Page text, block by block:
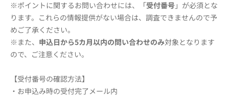
※ポイントに関するお問い合わせには、「受付番号」が必須とな
ります。これらの情報提供がない場合は、調査できませんので予
めご了承ください。
※また、 申込日から5カ月以内の問い合わせのみ対象となります
ので、ご注意ください。
【受付番号の確認方法】
・お申込み時の受付完了メール内